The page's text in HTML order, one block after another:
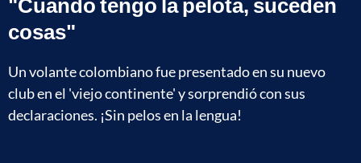
cosas"
Un volante colombiano fue presentado en su nuevo
club en el 'viejo continente' y sorprendió con sus
declaraciones. ¡Sin pelos en la lengua!